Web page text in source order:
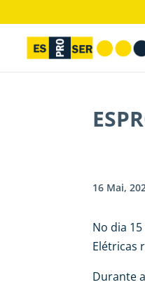
16 Mai,
No dia
Elétricas
Durante